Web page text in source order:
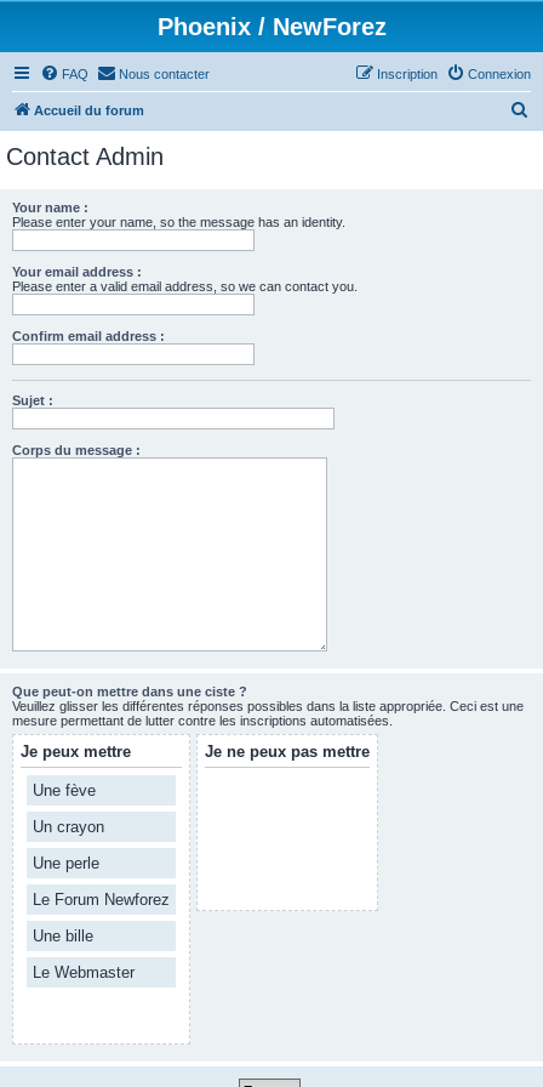
Phoenix / NewForez
FAQ Nous contacter Connexion
Inscription
Accueil du forum
Contact Admin
Your name :
Please enter your name, so the message has an identity.
Your email address :
Please enter a valid email address, so we can contact you.
Confirm email address :
Sujet :
Corps du message :
Que peut-on mettre dans une ciste ?
Veuillez glisser les différentes réponses possibles dans la liste appropriée. Ceci est une
mesure permettant de lutter contre les inscriptions automatisées.
Je peux mettre
Une fève
Un crayon
Une perle
Le Forum Newforez
Une bille
Le Webmaster
Je ne peux pas mettre